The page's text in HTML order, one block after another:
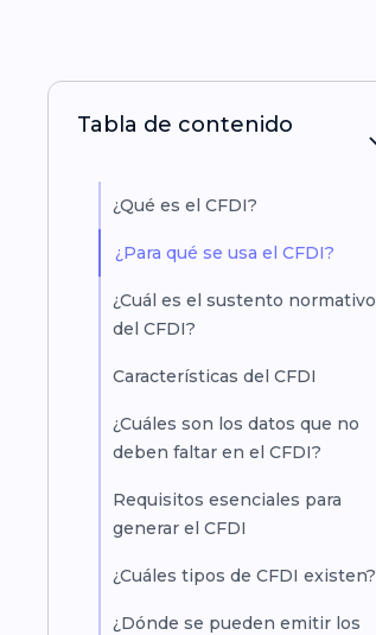
Tabla de contenido
¿Qué es el CFDI?
¿Para qué se usa el CFDI?
¿Cuál es el sustento normativo
del CFDI?
Características del CFDI
¿Cuáles son los datos que no
deben faltar en el CFDI?
Requisitos esenciales para
generar el CFDI
¿Cuáles tipos de CFDI existen?
¿Dónde se pueden emitir los